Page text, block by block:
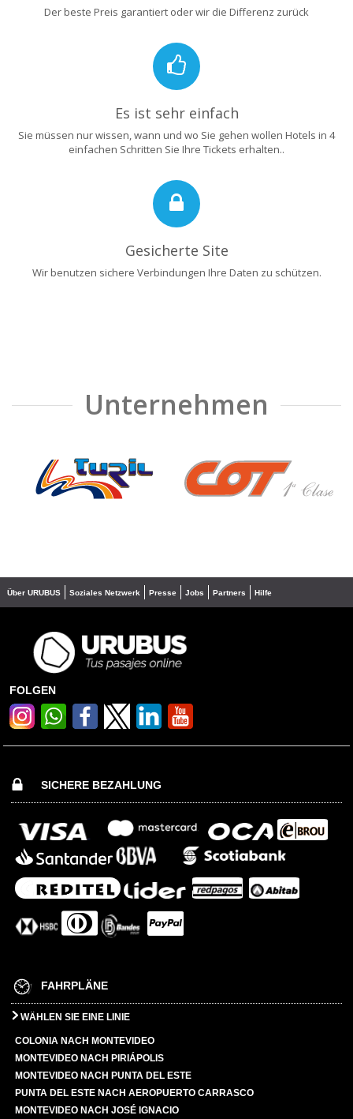
Der beste Preis garantiert oder wir die Differenz zurück
Es ist sehr einfach
Sie müssen nur wissen, wann und wo Sie gehen wollen Hotels in 4
einfachen Schritten Sie Ihre Tickets erhalten..
Gesicherte Site
Wir benutzen sichere Verbindungen Ihre Daten zu schützen.
Unternehmen
❮ ❯
Über URUBUS Soziales Netzwerk Presse Jobs Partners Hilfe
FOLGEN
SICHERE BEZAHLUNG
FAHRPLÄNE
WÄHLEN SIE EINE LINIE
COLONIA NACH MONTEVIDEO
MONTEVIDEO NACH PIRIÁPOLIS
MONTEVIDEO NACH PUNTA DEL ESTE
PUNTA DEL ESTE NACH AEROPUERTO CARRASCO
MONTEVIDEO NACH JOSÉ IGNACIO